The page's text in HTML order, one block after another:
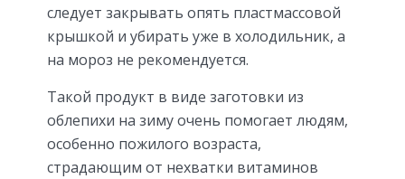
следует закрывать опять пластмассовой
крышкой и убирать уже в холодильник, а
на мороз не рекомендуется.
Такой продукт в виде заготовки из
облепихи на зиму очень помогает людям,
особенно пожилого возраста,
страдающим от нехватки витаминов